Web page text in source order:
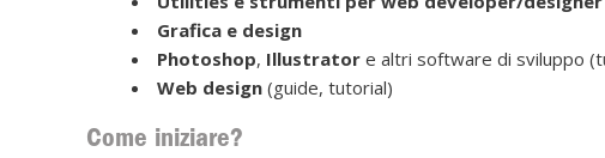
Grafica e design
Photoshop, Illustratore altri software di sviluppo
Web design(guide, tutorial)
Come iniziare?